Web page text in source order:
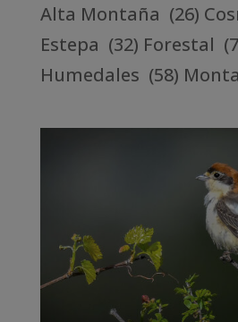
Alta Montaña (26)
Estepa (32) Forestal
Humedales (58)